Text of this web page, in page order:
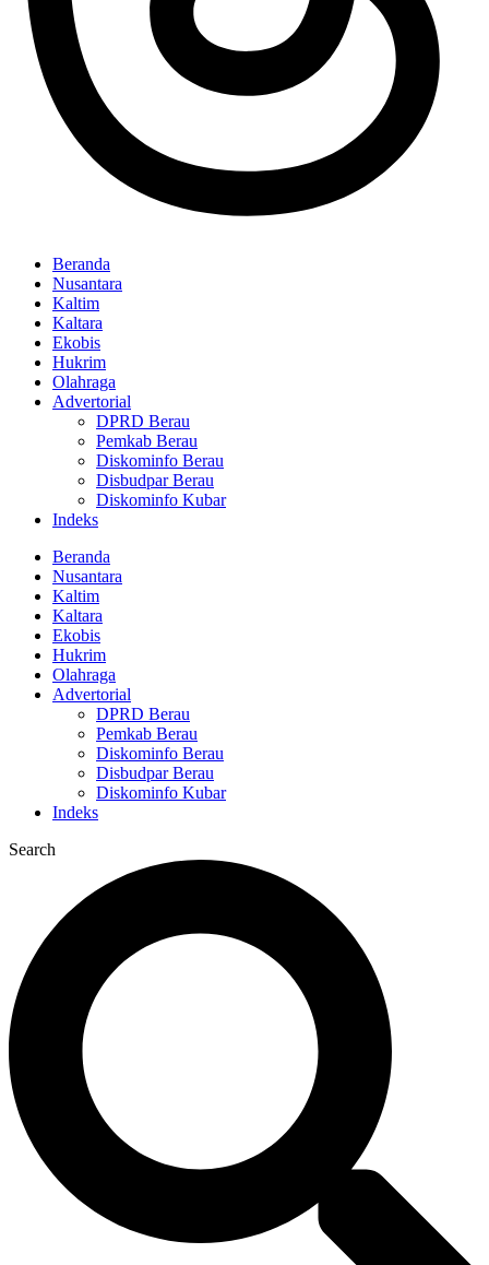
Beranda
Nusantara
Kaltim
Kaltara
Ekobis
Hukrim
Olahraga
Advertorial
DPRD Berau
Pemkab Berau
Diskominfo Berau
Disbudpar Berau
Diskominfo Kubar
Indeks
Beranda
Nusantara
Kaltim
Kaltara
Ekobis
Hukrim
Olahraga
Advertorial
DPRD Berau
Pemkab Berau
Diskominfo Berau
Disbudpar Berau
Diskominfo Kubar
Indeks
Search